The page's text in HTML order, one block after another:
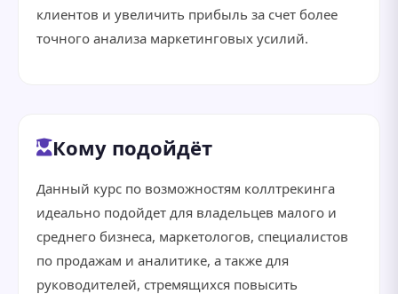
клиентов и увеличить прибыль за счет более
точного анализа маркетинговых усилий.
Кому подойдёт
Данный курс по возможностям коллтрекинга
идеально подойдет для владельцев малого и
среднего бизнеса, маркетологов, специалистов
по продажам и аналитике, а также для
руководителей, стремящихся повысить